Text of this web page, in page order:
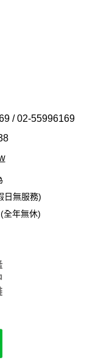
/ 02-55996169
日無服務)
全年無休)